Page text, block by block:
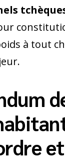
à tout